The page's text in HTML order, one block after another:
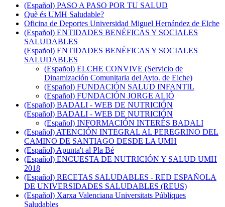
(Español) PASO A PASO POR TU SALUD
Què és UMH Saludable?
Oficina de Deportes Universidad Miguel Hernández de Elche
(Español) ENTIDADES BENÉFICAS Y SOCIALES
SALUDABLES
(Español) ENTIDADES BENÉFICAS Y SOCIALES
SALUDABLES
(Español) ELCHE CONVIVE (Servicio de
Dinamización Comunitaria del Ayto. de Elche)
(Español) FUNDACIÓN SALUD INFANTIL
(Español) FUNDACIÓN JORGE ALIÓ
(Español) BADALI - WEB DE NUTRICIÓN
(Español) BADALI - WEB DE NUTRICIÓN
(Español) INFORMACIÓN INTERÉS BADALI
(Español) ATENCIÓN INTEGRAL AL PEREGRINO DEL
CAMINO DE SANTIAGO DESDE LA UMH
(Español) Apunta't al Pla Bé
(Español) ENCUESTA DE NUTRICIÓN Y SALUD UMH
2018
(Español) RECETAS SALUDABLES - RED ESPAÑOLA
DE UNIVERSIDADES SALUDABLES (REUS)
(Español) Xarxa Valenciana Universitats Públiques
Saludables